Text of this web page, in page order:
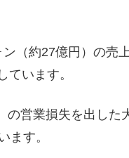
（約27億円）の売
ています。
営業損失を出した
ます。